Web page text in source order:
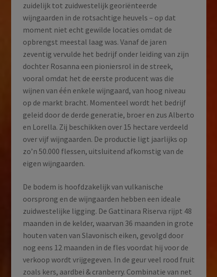
zuidelijk tot zuidwestelijk georiënteerde
wijngaarden in de rotsachtige heuvels – op dat
moment niet echt gewilde locaties omdat de
opbrengst meestal laag was. Vanaf de jaren
zeventig vervulde het bedrijf onder leiding van zijn
dochter Rosanna een pioniersrol in de streek,
vooral omdat het de eerste producent was die
wijnen van één enkele wijngaard, van hoog niveau
op de markt bracht. Momenteel wordt het bedrijf
geleid door de derde generatie, broer en zus Alberto
en Lorella. Zij beschikken over 15 hectare verdeeld
over vijf wijngaarden. De productie ligt jaarlijks op
zo’n 50.000 flessen, uitsluitend afkomstig van de
eigen wijngaarden.
De bodem is hoofdzakelijk van vulkanische
oorsprong en de wijngaarden hebben een ideale
zuidwestelijke ligging. De Gattinara Riserva rijpt 48
maanden in de kelder, waarvan 36 maanden in grote
houten vaten van Slavonisch eiken, gevolgd door
nog eens 12 maanden in de fles voordat hij voor de
verkoop wordt vrijgegeven. In de geur veel rood fruit
zoals kers, aardbei & cranberry. Combinatie van net